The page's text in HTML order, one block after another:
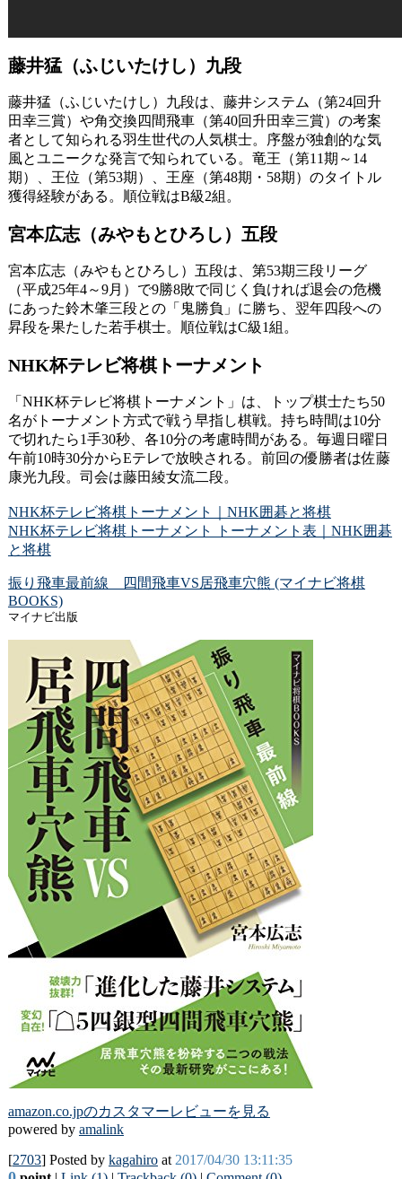
藤井猛（ふじいたけし）九段
藤井猛（ふじいたけし）九段は、藤井システム（第24回升
田幸三賞）や角交換四間飛車（第40回升田幸三賞）の考案
者として知られる羽生世代の人気棋士。序盤が独創的な気
風とユニークな発言で知られている。竜王（第11期～14
期）、王位（第53期）、王座（第48期・58期）のタイトル
獲得経験がある。順位戦はB級2組。
宮本広志（みやもとひろし）五段
宮本広志（みやもとひろし）五段は、第53期三段リーグ
（平成25年4～9月）で9勝8敗で同じく負ければ退会の危機
にあった鈴木肇三段との「鬼勝負」に勝ち、翌年四段への
昇段を果たした若手棋士。順位戦はC級1組。
NHK杯テレビ将棋トーナメント
「NHK杯テレビ将棋トーナメント」は、トップ棋士たち50
名がトーナメント方式で戦う早指し棋戦。持ち時間は10分
で切れたら1手30秒、各10分の考慮時間がある。毎週日曜日
午前10時30分からEテレで放映される。前回の優勝者は佐藤
康光九段。司会は藤田綾女流二段。
NHK杯テレビ将棋トーナメント｜NHK囲碁と将棋
NHK杯テレビ将棋トーナメント トーナメント表｜NHK囲碁
と将棋
振り飛車最前線 四間飛車VS居飛車穴熊 (マイナビ将棋
BOOKS)
マイナビ出版
amazon.co.jpのカスタマーレビューを見る
powered by amalink
[2703] Posted by kagahiroat 2017/04/30 13:11:35